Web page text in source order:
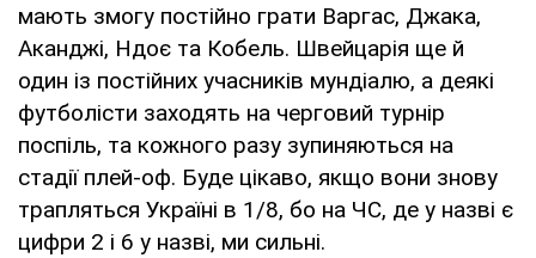
мають змогу постійно грати Варгас, Джака,
Аканджі, Ндоє та Кобель. Швейцарія ще й
один із постійних учасників мундіалю, а деякі
футболісти заходять на черговий турнір
поспіль, та кожного разу зупиняються на
стадії плей-оф. Буде цікаво, якщо вони знову
трапляться Україні в 1/8, бо на ЧС, де у назві є
цифри 2 і 6 у назві, ми сильні.